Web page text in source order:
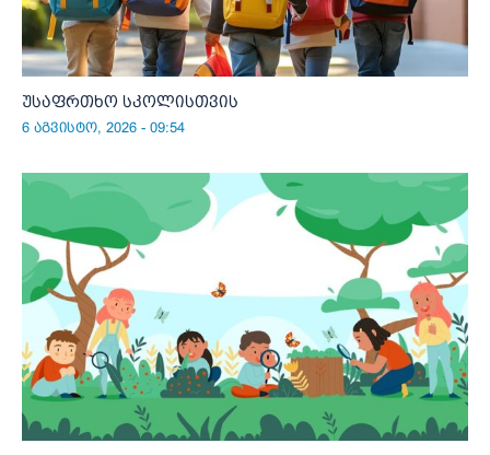
უსაფრთხო სკოლისთვის
6 აგვისტო, 2026 - 09:54